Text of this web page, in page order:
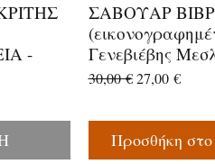
-
Γρήγορη
ΣΑΒΟΥΑΡ ΒΙΒΡ
Γενεβιέβης
Κανονική τιμή
30,00 € Τιμή
27,00 €
Προσθήκη